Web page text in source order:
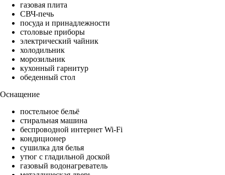
газовая плита
СВЧ-печь
посуда и принадлежности
столовые приборы
электрический чайник
холодильник
морозильник
кухонный гарнитур
обеденный стол
Оснащение
постельное бельё
стиральная машина
беспроводной интернет Wi-Fi
кондиционер
сушилка для белья
утюг с гладильной доской
газовый водонагреватель